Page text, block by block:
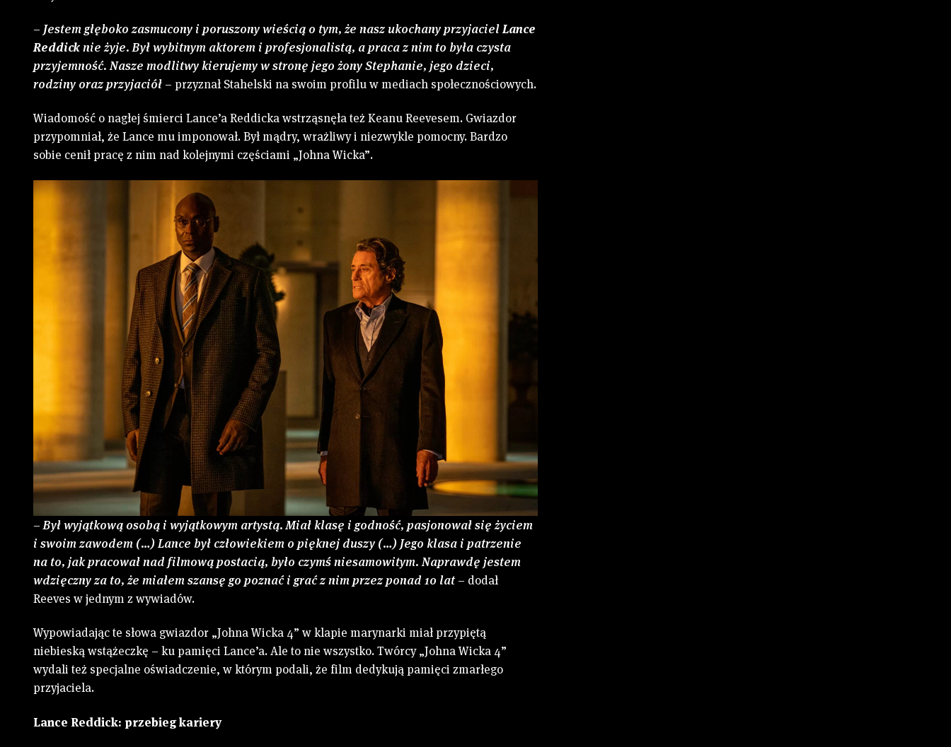
– Jestem głęboko zasmucony i poruszony wieścią o tym, że nasz ukochany przyjacielLance
Reddicknie żyje. Był wybitnym aktorem i profesjonalistą, a praca z nim to była czysta
przyjemność. Nasze modlitwy kierujemy w stronę jego żony Stephanie, jego dzieci,
rodziny oraz przyjaciół – przyznał Stahelski na swoim profilu w mediach społecznościowych.
Wiadomość o nagłej śmierci Lance’a Reddicka wstrząsnęła też Keanu Reevesem. Gwiazdor
przypomniał, że Lance mu imponował. Był mądry, wrażliwy i niezwykle pomocny. Bardzo
sobie cenił pracę z nim nad kolejnymi częściami „Johna Wicka”.
–Był wyjątkową osobą i wyjątkowym artystą. Miał klasę i godność, pasjonował się życiem
i swoim zawodem (…) Lance był człowiekiem o pięknej duszy (…) Jego klasa i patrzenie
na to, jak pracował nad filmową postacią, było czymś niesamowitym. Naprawdę jestem
wdzięczny za to, że miałem szansę go poznać i grać z nim przez ponad 10 lat– dodał
Reeves w jednym z wywiadów.
Wypowiadając te słowa gwiazdor „Johna Wicka 4” w klapie marynarki miał przypiętą
niebieską wstążeczkę – ku pamięci Lance’a. Ale to nie wszystko. Twórcy „Johna Wicka 4”
wydali też specjalne oświadczenie, w którym podali, że film dedykują pamięci zmarłego
przyjaciela.
Lance Reddick: przebieg kariery